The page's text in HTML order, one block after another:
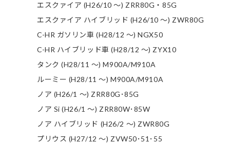
エスクァイア (H26/10 ～) ZRR80G・85G
エスクァイア ハイブリッド (H26/10 ～) ZWR80G
C-HR ガソリン車 (H28/12 ～) NGX50
C-HR ハイブリッド車 (H28/12 ～) ZYX10
タンク (H28/11 ～) M900A/M910A
ルーミー (H28/11 ～) M900A/M910A
ノア (H26/1 ～) ZRR80G･85G
ノア Si (H26/1 ～) ZRR80W･85W
ノア ハイブリッド (H26/2 ～) ZWR80G
プリウス (H27/12 ～) ZVW50･51･55